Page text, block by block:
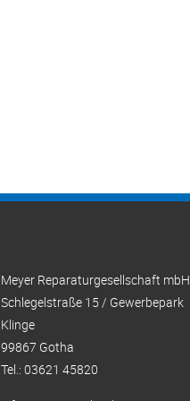
Meyer Reparaturgesellschaft mbH
Schlegelstraße 15 / Gewerbepark
Klinge
99867 Gotha
Tel.: 03621 45820